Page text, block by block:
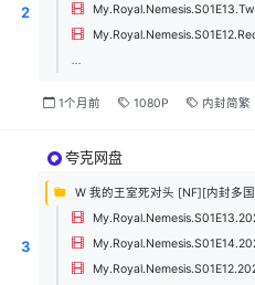
2
...
1个月前 1080P 内封简繁
3
夸克网盘